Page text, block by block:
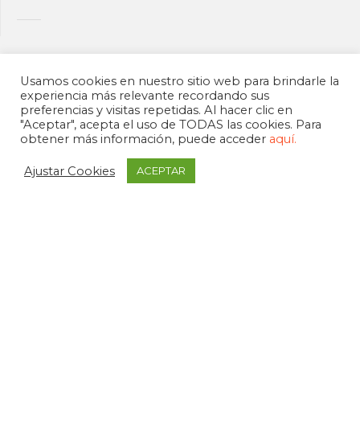
Usamos cookies en nuestro sitio web para brindarle la
experiencia más relevante recordando sus
preferencias y visitas repetidas. Al hacer clic en
"Aceptar", acepta el uso de TODAS las cookies. Para
obtener más información, puede acceder aquí.
Ajustar Cookies ACEPTAR